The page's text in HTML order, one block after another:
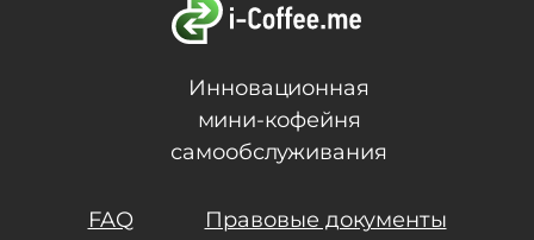
Инновационная
мини-кофейня
самообслуживания
FAQ
Правовые документы